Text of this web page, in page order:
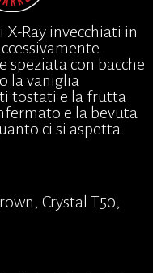
Ray invecchiati in
speziata con bacche
la vaniglia
tostati e la frutta
e la bevuta
ci si aspetta.
Crystal T50,